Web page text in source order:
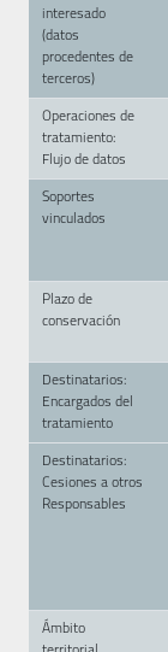
interesado
(datos
procedentes de
terceros)
Operaciones de
tratamiento:
Flujo de datos
Soportes
vinculados
Plazo de
conservación
Destinatarios:
Encargados del
tratamiento
Destinatarios:
Cesiones a otros
Responsables
Ámbito